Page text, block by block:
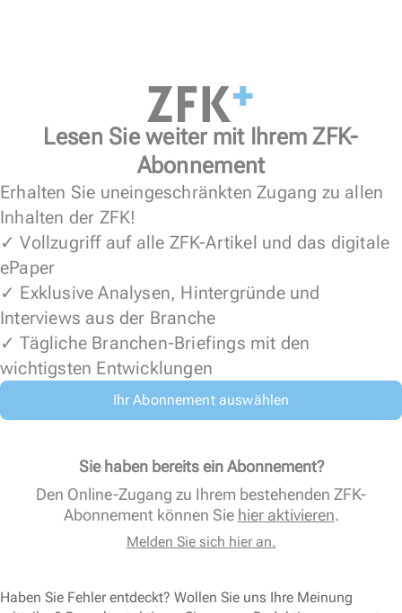
Lesen Sie weiter mit Ihrem ZFK-
Abonnement
Erhalten Sie uneingeschränkten Zugang zu allen
Inhalten der ZFK!
✓ Vollzugriff auf alle ZFK-Artikel und das digitale
ePaper
✓ Exklusive Analysen, Hintergründe und
Interviews aus der Branche
✓ Tägliche Branchen-Briefings mit den
wichtigsten Entwicklungen
Ihr Abonnement auswählen
Sie haben bereits ein Abonnement?
Den Online-Zugang zu Ihrem bestehenden ZFK-
Abonnement können Sie hier aktivieren.
Melden Sie sich hier an.
Haben Sie Fehler entdeckt? Wollen Sie uns Ihre Meinung